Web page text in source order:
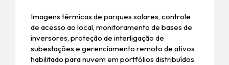
Imagens térmicas de parques solares, controle
de acesso ao local, monitoramento de bases de
inversores, proteção de interligação de
subestações e gerenciamento remoto de ativos
habilitado para nuvem em portfólios distribuídos.